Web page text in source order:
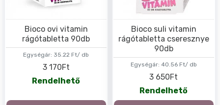
Egységár: 35.22 Ft/ db
Bioco ovi vitamin
rágótabletta 90db
3 170Ft
Rendelhető
Egységár: 40.56 Ft/ db
Bioco suli vitamin
rágótabletta cseresznye
90db
3 650Ft
Rendelhető